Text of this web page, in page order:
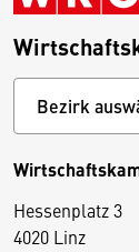
Hessenplatz 3
4020 Linz